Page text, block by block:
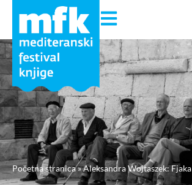
Početna stranica»Aleksandra Wojtaszek: Fjaka